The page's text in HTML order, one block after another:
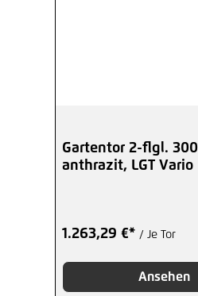
Gartentor 2-flgl.
anthrazit, LGT Vario
1.263,29 €* / Je Tor
Ansehen